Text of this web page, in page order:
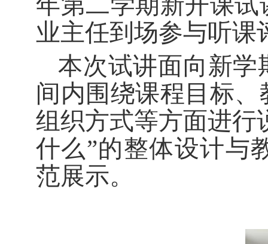
业主任到场参与听课
本次试讲面向新学
间内围绕课程目标
组织方式等方面进行
什么”的整体设计与
范展示。